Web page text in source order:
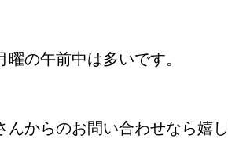
曜の午前中は多いです。
んからのお問い合わせなら嬉